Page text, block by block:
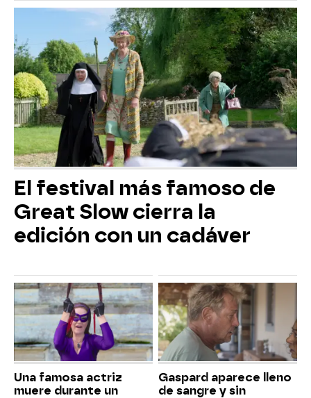
El festival más famoso de
Great Slow cierra la
edición con un cadáver
Una famosa actriz
muere durante un
Gaspard aparece lleno
de sangre y sin